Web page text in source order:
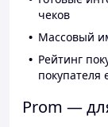
чеков
Массовый
Рейтинг
покупателя
Prom —